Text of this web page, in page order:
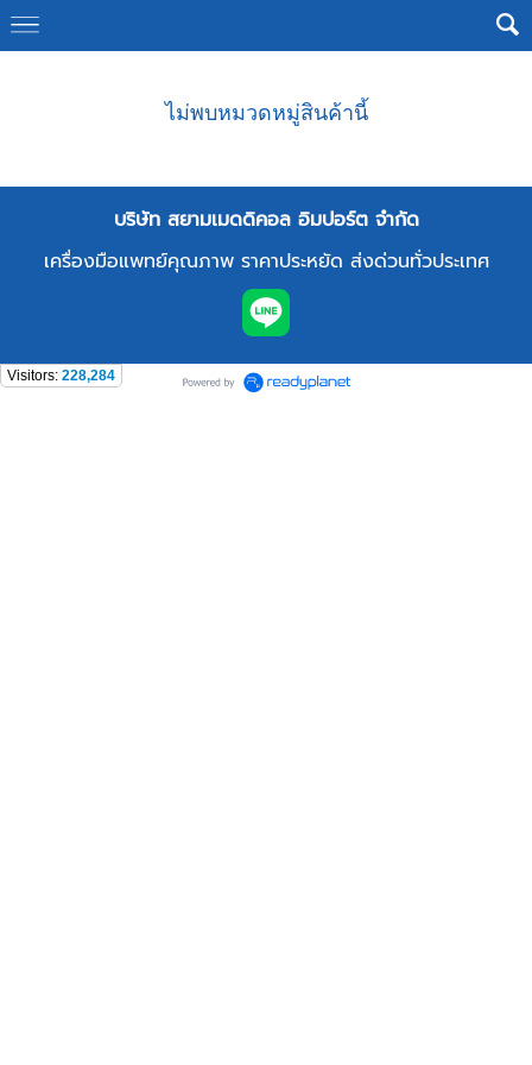
ไม่พบหมวดหมู่สินค้านี้
บริษัท สยามเมดดิคอล อิมปอร์ต จำกัด
เครื่องมือแพทย์คุณภาพ ราคาประหยัด ส่งด่วนทั่วประเทศ
Visitors: 228,284